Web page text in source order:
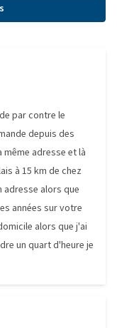
par contre le
depuis des
adresse et là
à 15 km de chez
adresse alors que
années sur votre
alors que j'ai
un quart d'heure je